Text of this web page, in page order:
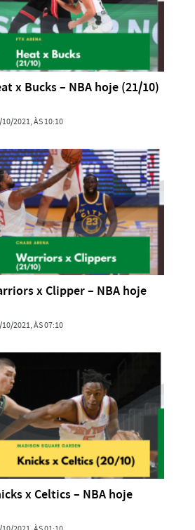
x Bucks – NBA hoje (21/10)
10/2021, ÀS 10:10
x Clipper – NBA hoje
10/2021, ÀS 07:10
x Celtics – NBA hoje